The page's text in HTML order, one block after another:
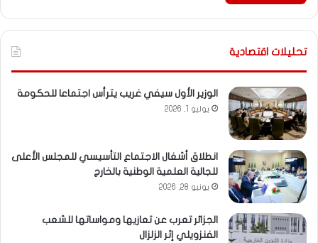
تحليلات اقتصادية
الوزير الأول سيفي غريب يترأس اجتماعا للحكومة
يوليو 1, 2026
انطلاق أشغال الاجتماع التأسيسي للمجلس الأعلى
للجالية العلمية الوطنية بالخارج
يونيو 28, 2026
الجزائر تعرب عن تعازيها ومواساتها للشعب
الفنزويلي إثر الزلزال